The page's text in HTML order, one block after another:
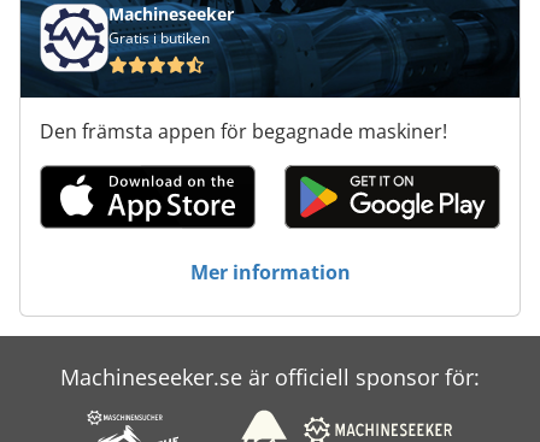
Machineseeker
Gratis i butiken
Den främsta appen för begagnade maskiner!
Mer information
Machineseeker.se är officiell sponsor för: